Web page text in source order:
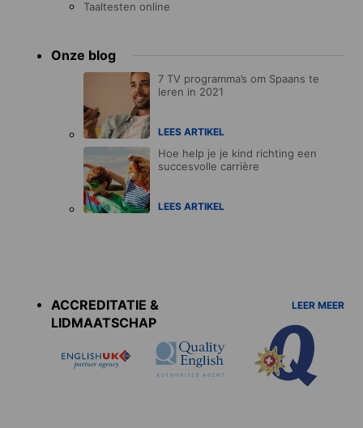
Taaltesten online
Onze blog
7 TV programma’s om Spaans te
leren in 2021
LEES ARTIKEL
Hoe help je je kind richting een
succesvolle carrière
LEES ARTIKEL
ACCREDITATIE &
LIDMAATSCHAP
LEER MEER